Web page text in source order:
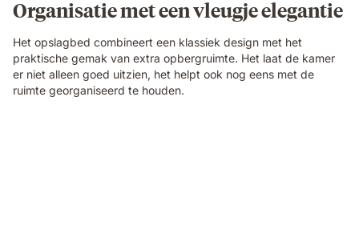
Organisatie met een vleugje elegantie
Het opslagbed combineert een klassiek design met het
praktische gemak van extra opbergruimte. Het laat de kamer
er niet alleen goed uitzien, het helpt ook nog eens met de
ruimte georganiseerd te houden.